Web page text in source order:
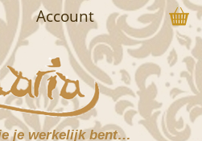
je werkelijk bent…
Account